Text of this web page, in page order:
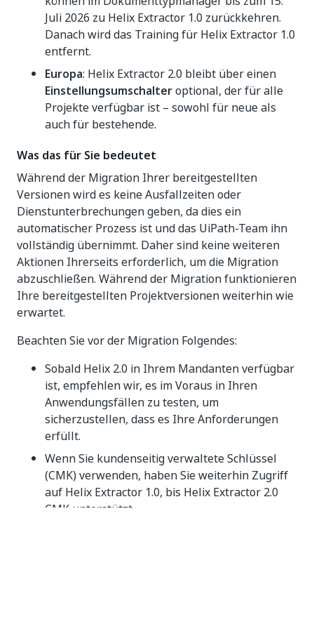
Juli 2026 zu Helix Extractor 1.0 zurückkehren.
Danach wird das Training für Helix Extractor 1.0
entfernt.
Europa: Helix Extractor 2.0 bleibt über einen
Einstellungsumschalteroptional, der für alle
Projekte verfügbar ist – sowohl für neue als
auch für bestehende.
Was das für Sie bedeutet
Während der Migration Ihrer bereitgestellten
Versionen wird es keine Ausfallzeiten oder
Dienstunterbrechungen geben, da dies ein
automatischer Prozess ist und das UiPath-Team ihn
vollständig übernimmt. Daher sind keine weiteren
Aktionen Ihrerseits erforderlich, um die Migration
abzuschließen. Während der Migration funktionieren
Ihre bereitgestellten Projektversionen weiterhin wie
erwartet.
Beachten Sie vor der Migration Folgendes:
Sobald Helix 2.0 in Ihrem Mandanten verfügbar
ist, empfehlen wir, es im Voraus in Ihren
Anwendungsfällen zu testen, um
sicherzustellen, dass es Ihre Anforderungen
erfüllt.
Wenn Sie kundenseitig verwaltete Schlüssel
(CMK) verwenden, haben Sie weiterhin Zugriff
auf Helix Extractor 1.0, bis Helix Extractor 2.0
CMK unterstützt.